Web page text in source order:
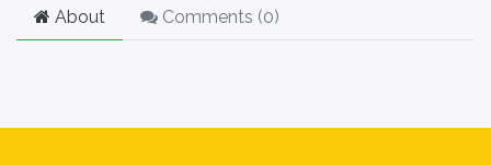
About Comments (0)